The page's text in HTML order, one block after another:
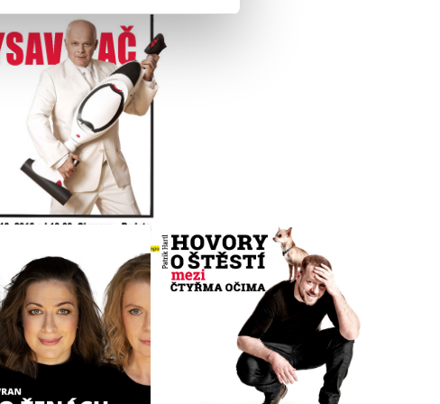
příslušné varianty. Svoji volbu